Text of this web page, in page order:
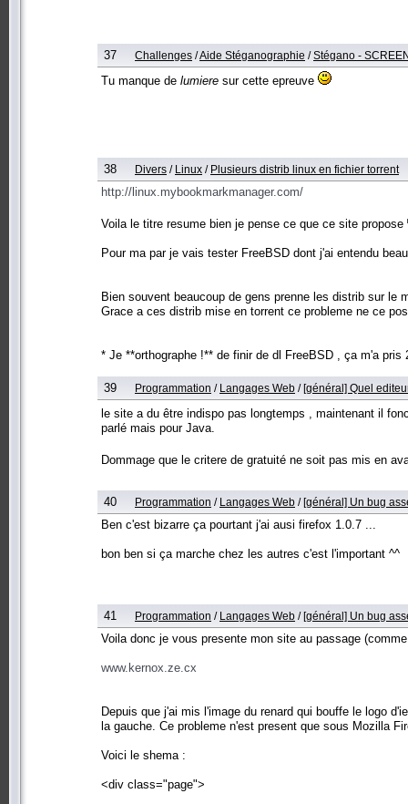
37 Challenges /Aide Stéganographie /Stégano -
Tu manque de lumiere sur cette epreuve
38 Divers / Linux / Plusieurs distrib linux en fichier torrent
http://linux.mybookmarkmanager.com/
Voila le titre resume bien je pense ce que ce site propose
Pour ma par je vais tester FreeBSD dont j'ai entendu
Bien souvent beaucoup de gens prenne les distrib sur le
Grace a ces distrib mise en torrent ce probleme ne ce
* Je **orthographe !** de finir de dl FreeBSD , ça m'a pris
39 Programmation / Langages Web /[général] Quel
le site a du être indispo pas longtemps , maintenant il
parlé mais pour Java.
Dommage que le critere de gratuité ne soit pas mis en
40 Programmation / Langages Web /[général] Un bug
Ben c'est bizarre ça pourtant j'ai ausi firefox 1.0.7 ...
bon ben si ça marche chez les autres c'est l'important ^^
41 Programmation / Langages Web /[général] Un bug
Voila donc je vous presente mon site au passage
www.kernox.ze.cx
Depuis que j'ai mis l'image du renard qui bouffe le logo
la gauche. Ce probleme n'est present que sous Mozilla
Voici le shema :
<div class="page">